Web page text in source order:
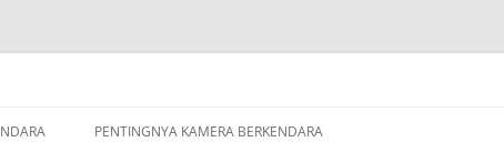
PENTINGNYA KAMERA BERKENDARA